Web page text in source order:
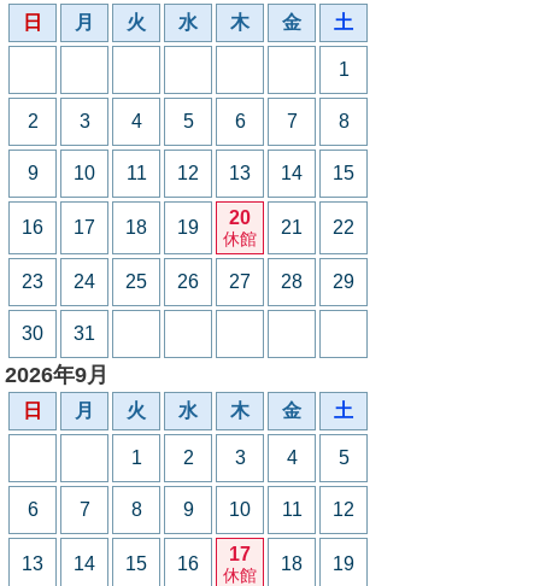
日 月 火 水 木 金 土
1
2 3 4 5 6 7 8
9 10 11 12 13 14 15
16 17 18 19 20
休館
21 22
23 24 25 26 27 28 29
30 31
2026年9月
日 月 火 水 木 金 土
1 2 3 4 5
6 7 8 9 10 11 12
13 14 15 16 17
休館
18 19